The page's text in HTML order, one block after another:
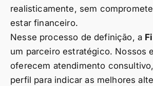
realisticamente, sem
estar financeiro.
Nesse processo de definição, a
um parceiro estratégico. Nossos
oferecem atendimento
perfil para indicar as melhores